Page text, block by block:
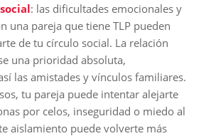
: las dificultades emocionales y
una pareja que tiene TLP pueden
de tu círculo social. La relación
una prioridad absoluta,
las amistades y vínculos familiares.
tu pareja puede intentar alejarte
por celos, inseguridad o miedo al
aislamiento puede volverte más